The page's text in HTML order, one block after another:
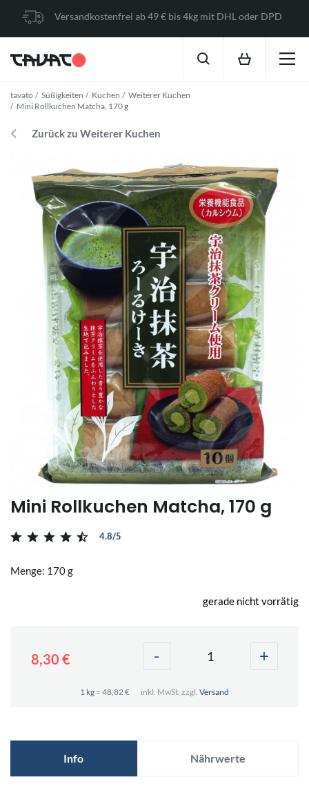
Versandkostenfrei ab 49 € bis 4kg mit DHL oder DPD
tavato Süßigkeiten Kuchen
Weiterer Kuchen
Mini Rollkuchen Matcha, 170 g
Zurück zu Weiterer Kuchen
Mini Rollkuchen Matcha, 170 g
4.8/5
Menge: 170 g
gerade nicht vorrätig
8,30 € - +
1 kg = 48,82 € inkl. MwSt. zzgl. Versand
Info Nährwerte